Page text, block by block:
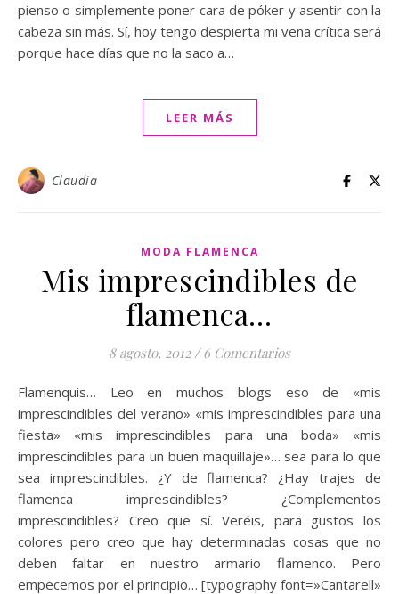
pienso o simplemente poner cara de póker y asentir con la
cabeza sin más. Sí, hoy tengo despierta mi vena crítica será
porque hace días que no la saco a…
LEER MÁS
Claudia
MODA FLAMENCA
Mis imprescindibles de
flamenca…
8 agosto, 2012 / 6 Comentarios
Flamenquis… Leo en muchos blogs eso de «mis
imprescindibles del verano» «mis imprescindibles para una
fiesta» «mis imprescindibles para una boda» «mis
imprescindibles para un buen maquillaje»… sea para lo que
sea imprescindibles. ¿Y de flamenca? ¿Hay trajes de
flamenca imprescindibles? ¿Complementos
imprescindibles? Creo que sí. Veréis, para gustos los
colores pero creo que hay determinadas cosas que no
deben faltar en nuestro armario flamenco. Pero
empecemos por el principio… [typography font=»Cantarell»